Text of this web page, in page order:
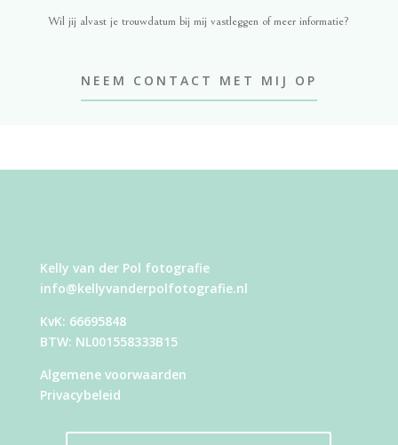
Wil jij alvast je trouwdatum bij mij vastleggen of meer informatie?
NEEM CONTACT MET MIJ OP
Kelly van der Pol fotografie
info@kellyvanderpolfotografie.nl
KvK: 66695848
BTW: NL001558333B15
Algemene voorwaarden
Privacybeleid